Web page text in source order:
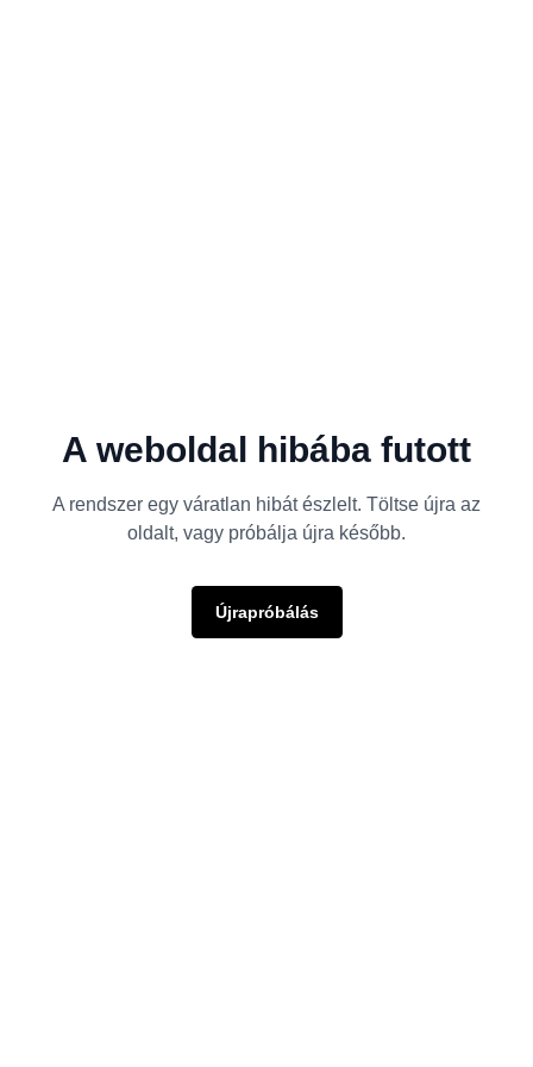
A weboldal hibába futott
A rendszer egy váratlan hibát észlelt. Töltse újra az
oldalt, vagy próbálja újra később.
Újrapróbálás